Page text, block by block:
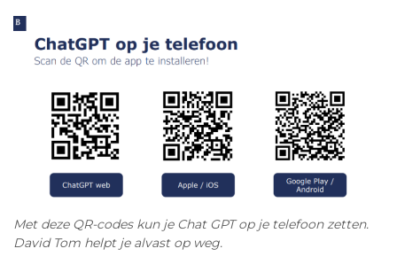
Met deze QR-codes kun je Chat GPT op je telefoon zetten.
David Tom helpt je alvast op weg.